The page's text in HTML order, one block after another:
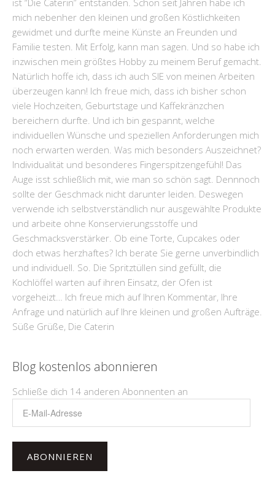
ist “Die Caterin” entstanden. Schon seit Jahren habe ich
mich nebenher den kleinen und großen Köstlichkeiten
gewidmet und durfte meine Künste an Freunden und
Familie testen. Mit Erfolg, kann man sagen. Und so habe ich
inzwischen mein größtes Hobby zu meinem Beruf gemacht.
Natürlich hoffe ich, dass ich auch SIE von meinen Arbeiten
überzeugen kann! Ich freue mich, dass ich bisher schon
viele Hochzeiten, Geburtstage und Kaffekränzchen
bereichern durfte. Und ich bin gespannt, welche
individuellen Wünsche und speziellen Anforderungen mich
noch erwarten werden. Was mich besonders Auszeichnet?
Individualität und besonderes Fingerspitzengefühl! Das
Auge isst schließlich mit, wie man so schön sagt. Dennnoch
sollte der Geschmack nicht darunter leiden. Deswegen
verwende ich selbstverständlich nur ausgewählte Produkte
und arbeite ohne Konservierungsstoffe und
Geschmacksverstärker. Ob eine Torte, Cupcakes oder
doch etwas herzhaftes? Ich berate Sie gerne unverbindlich
und individuell. So. Die Spritztüllen sind gefüllt, die
Kochlöffel warten auf ihren Einsatz, der Ofen ist
vorgeheizt… Ich freue mich auf Ihren Kommentar, Ihre
Anfrage und natürlich auf Ihre kleinen und großen Aufträge.
Süße Grüße, Die Caterin
Blog kostenlos abonnieren
Schließe dich 14 anderen Abonnenten an
Mail-
ABONNIEREN